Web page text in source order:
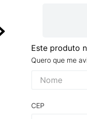
Este produto
Quero que me
CEP